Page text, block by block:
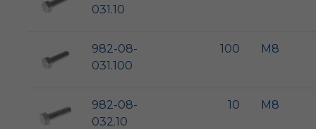
031.10
982-08-
031.100
100 M8
982-08-
032.10
10 M8